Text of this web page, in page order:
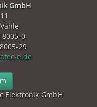
GmbH
0
29
e.de
Elektronik GmbH